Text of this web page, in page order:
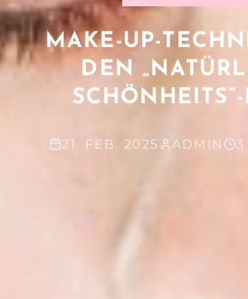
MAKE-UP-
DEN
21. FEB. 2025 ADMIN 3